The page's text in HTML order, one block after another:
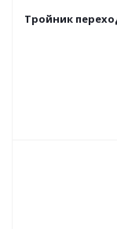
Тройник